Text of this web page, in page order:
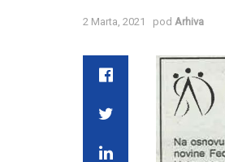
2 Marta, 2021 pod Arhiva